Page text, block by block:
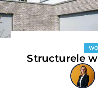
Structurele